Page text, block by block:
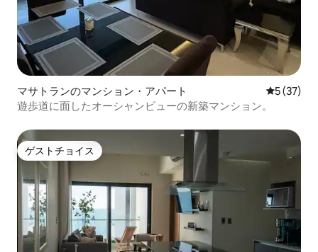
マサトランのマンション・アパート レビュー
5 (37)
遊歩道に面したオーシャンビューの新築マンション。
ゲストチョイス
ゲストチョイス